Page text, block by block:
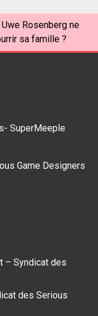
Rosenberg ne
sa famille ?
SuperMeeple
Game Designers
– Syndicat des
des Serious